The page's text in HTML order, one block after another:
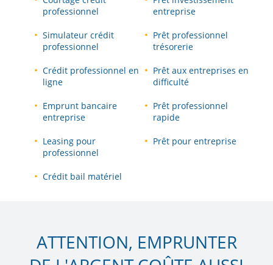
professionnel
Simulateur crédit
professionnel
Crédit professionnel en
ligne
Emprunt bancaire
entreprise
Leasing pour
professionnel
Crédit bail matériel
entreprise
Prêt professionnel
trésorerie
Prêt aux entreprises en
difficulté
Prêt professionnel
rapide
Prêt pour entreprise
ATTENTION, EMPRUNTER